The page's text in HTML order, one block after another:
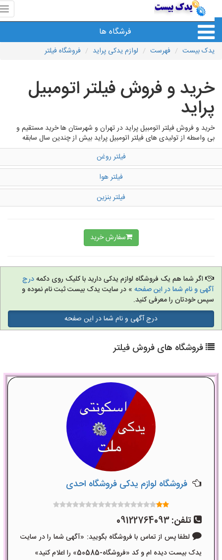
فرشگاه ها
یدک بیست فهرست لوازم یدکی پراید فروشگاه فیلتر
خرید و فروش فیلتر اتومبیل
پراید
خرید و فروش فیلتر اتومبیل پراید در تهران و شهرستان ها خرید مستقیم و
بی واسطه از تولیدی های فیلتر اتومبیل پراید بیش از چندین سال سابقه
فیلتر روغن
فیلتر هوا
فیلتر بنزین
سفارش خرید
اگر شما هم یک فروشگاه لوازم یدکی دارید با کلیک روی دکمهدرج
آگهی و نام شما در این صفحه» در سایت یدک بیست ثبت نام نموده و
سپس خودتان را معرفی کنید.
درج آگهی و نام شما در این صفحه
فروشگاه های فروش فیلتر
فروشگاه لوازم یدکی فروشگاه احدی
تلفن:09122764093
لطفا پس از تماس با فروشگاه بگویید: «آگهی شما را در سایت
یدک بیست دیده ام و کد «فروشگاه-50585» را اعلام کنید»